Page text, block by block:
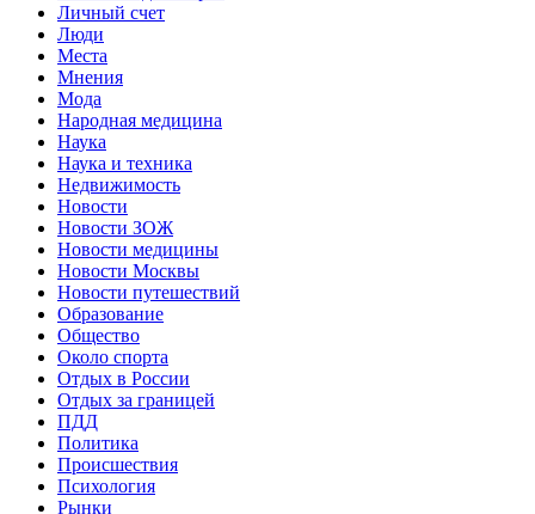
Личный счет
Люди
Места
Мнения
Мода
Народная медицина
Наука
Наука и техника
Недвижимость
Новости
Новости ЗОЖ
Новости медицины
Новости Москвы
Новости путешествий
Образование
Общество
Около спорта
Отдых в России
Отдых за границей
ПДД
Политика
Происшествия
Психология
Рынки